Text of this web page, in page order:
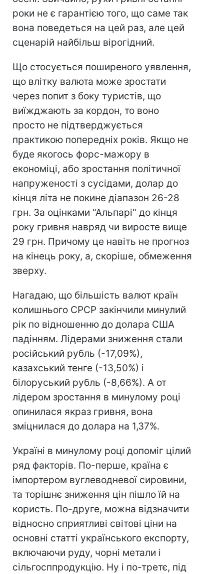
роки не є гарантією того, що саме так
вона поведеться на цей раз, але цей
сценарій найбільш вірогідний.
Що стосується поширеного уявлення,
що влітку валюта може зростати
через попит з боку туристів, що
виїжджають за кордон, то воно
просто не підтверджується
практикою попередніх років. Якщо не
буде якогось форс-мажору в
економіці, або зростання політичної
напруженості з сусідами, долар до
кінця літа не покине діапазон 26-28
грн. За оцінками "Альпарі" до кінця
року гривня навряд чи виросте вище
29 грн. Причому це навіть не прогноз
на кінець року, а, скоріше, обмеження
зверху.
Нагадаю, що більшість валют країн
колишнього СРСР закінчили минулий
рік по відношенню до долара США
падінням. Лідерами зниження стали
російський рубль (-17,09%),
казахський тенге (-13,50%) і
білоруський рубль (-8,66%). А от
лідером зростання в минулому році
опинилася якраз гривня, вона
зміцнилася до долара на 1,37%.
Україні в минулому році допоміг цілий
ряд факторів. По-перше, країна є
імпортером вуглеводневої сировини,
та торішнє зниження цін пішло їй на
користь. По-друге, можна відзначити
відносно сприятливі світові ціни на
основні статті українського експорту,
включаючи руду, чорні метали і
сільгосппродукцію. Ну і по-третє, під